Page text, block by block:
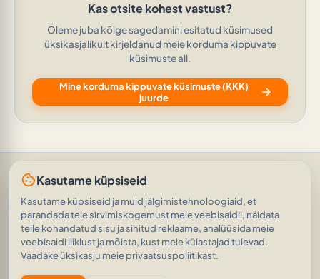
Kas otsite kohest vastust?
Oleme juba kõige sagedamini esitatud küsimused
üksikasjalikult kirjeldanud meie korduma kippuvate
küsimuste all.
Mine korduma kippuvate küsimuste (KKK)
juurde
arrow_forward
Abi ja tugi•Küsimused
Küsige tehisintellektilt
Isikuandmete kaitse•RSS-i eestkostja
© 2026AVEINO | history_edu „Harjumus on kõigi asjade isand.“
(Gaius Julius Caesar) |
1.8.2
20 306 teadaannet • 1 961 286 fotot
cookieKasutame küpsiseid
Kasutame küpsiseid ja muid jälgimistehnoloogiaid, et
parandada teie sirvimiskogemust meie veebisaidil, näidata
teile kohandatud sisu ja sihitud reklaame, analüüsida meie
veebisaidi liiklust ja mõista, kust meie külastajad tulevad.
Vaadake üksikasju meie privaatsuspoliitikast.